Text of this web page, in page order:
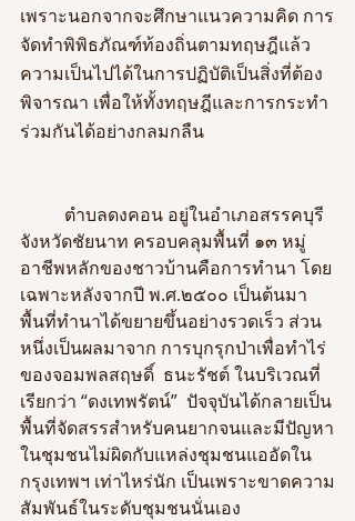
เพราะนอกจากจะศึกษาแนวความคิด การ
จัดทำพิพิธภัณฑ์ท้องถิ่นตามทฤษฎีแล้ว
ความเป็นไปได้ในการปฏิบัติเป็นสิ่งที่ต้อง
พิจารณา เพื่อให้ทั้งทฤษฎีและการกระทำ
ร่วมกันได้อย่างกลมกลืน
จังหวัดชัยนาท ครอบคลุมพื้นที่ ๑๓ หมู่
อาชีพหลักของชาวบ้านคือการทำนา โดย
เฉพาะหลังจากปี พ.ศ.๒๕๐๐ เป็นต้นมา
พื้นที่ทำนาได้ขยายขึ้นอย่างรวดเร็ว ส่วน
หนึ่งเป็นผลมาจาก การบุกรุกป่าเพื่อทำไร่
ของจอมพลสฤษดิ์  ธนะรัชต์ ในบริเวณที่
เรียกว่า “ดงเทพรัตน์”  ปัจจุบันได้กลายเป็น
พื้นที่จัดสรรสำหรับคนยากจนและมีปัญหา
ในชุมชนไม่ผิดกับแหล่งชุมชนแออัดใน
กรุงเทพฯ เท่าไหร่นัก เป็นเพราะขาดความ
สัมพันธ์ในระดับชุมชนนั่นเอง